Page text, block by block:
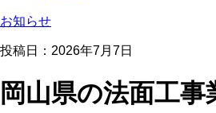
お知らせ
投稿日： 2026年7月7日
岡山県の法面工